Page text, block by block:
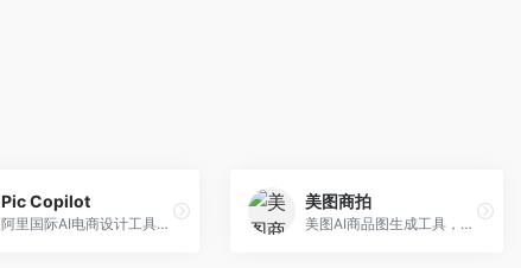
Pic Copilot
阿里国际AI电商设计工具，专注于跨境电商。面向跨境电商卖家，提供商品图优化、营销海报生成、多语言适配等服务，海外市场适配性强。
美图商拍
美图AI商品图生成工具，整合美图生态。面向电商卖家，提供商品图美化、模特替换、场景生成等服务，移动端操作便捷。